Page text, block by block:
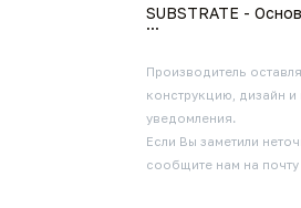
SUBSTRATE -
...
Производитель
конструкцию, дизайн
уведомления.
Если Вы заметили
сообщите нам на